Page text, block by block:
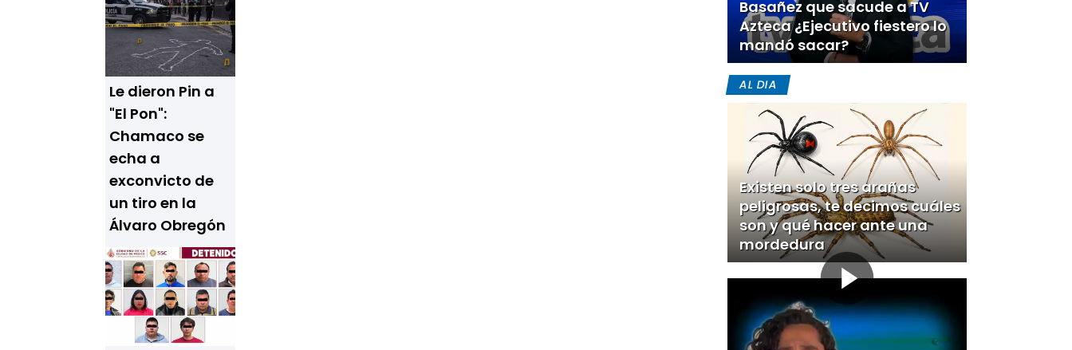
Le dieron Pin a
"El Pon":
Chamaco se
echa a
exconvicto de
un tiro en la
Álvaro Obregón
Basañez que sacude a TV
Azteca ¿Ejecutivo fiestero lo
mandó sacar?
AL DIA
Existen solo tres arañas
peligrosas, te decimos cuáles
son y qué hacer ante una
mordedura